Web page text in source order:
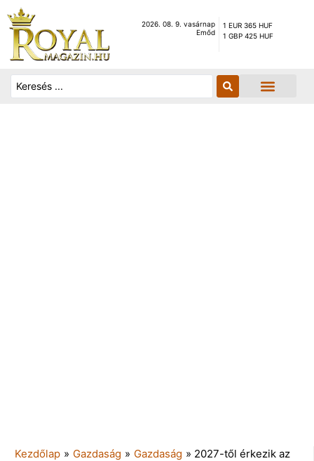
2026. 08. 9. vasárnap
Emőd
1 EUR 365 HUF
1 GBP 425 HUF
Kezdőlap » Gazdaság » Gazdaság » 2027-től érkezik az